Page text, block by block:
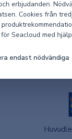
erbjudanden.
Cookies från
Seacloud med
endast nödvändiga